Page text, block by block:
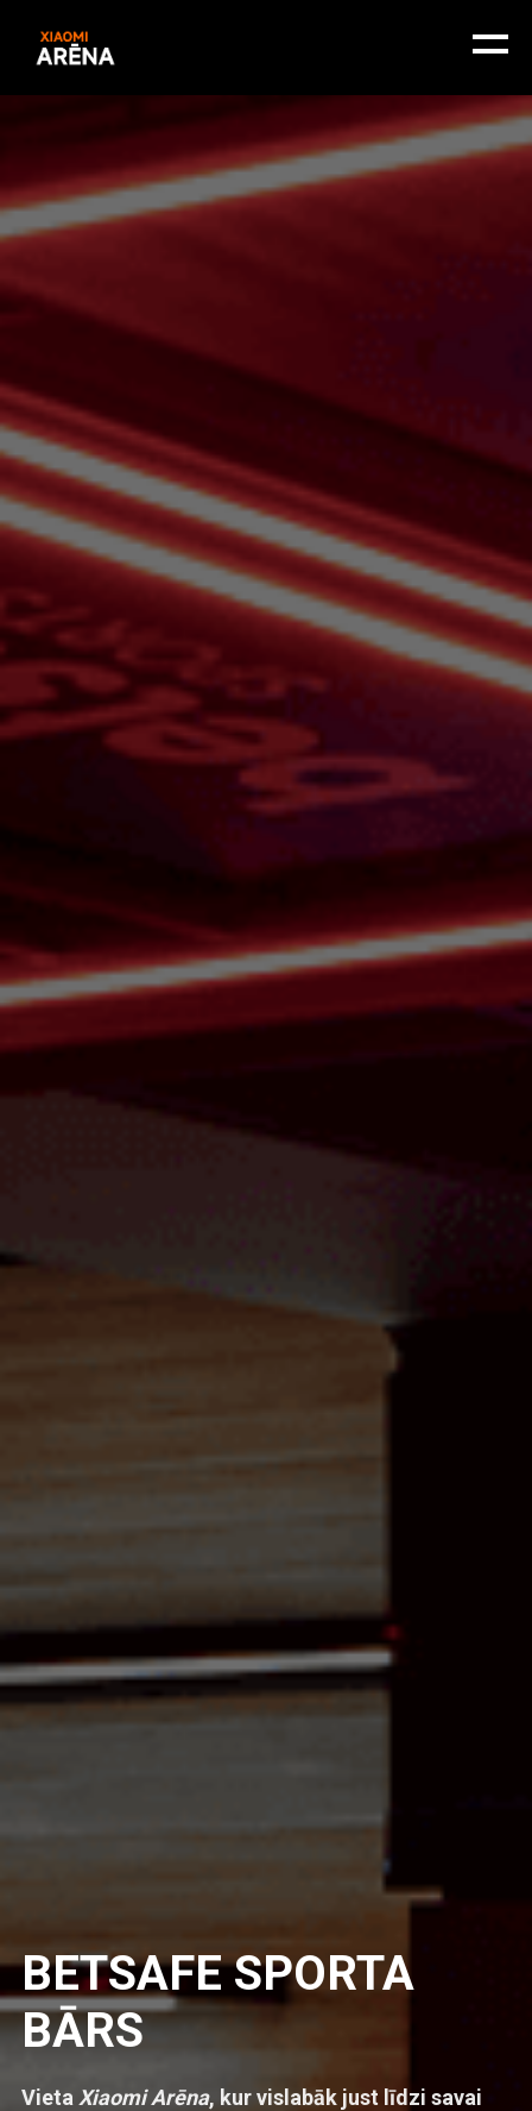
BETSAFE SPORTA
BĀRS
Vieta Xiaomi Arēna, kur vislabāk just līdzi savai